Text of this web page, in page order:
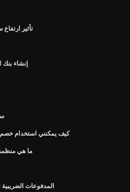
تأثير
إنشاء بنك
كيف يمكنني استخدام
ما هي منظمة
المدفوعات الضريبية